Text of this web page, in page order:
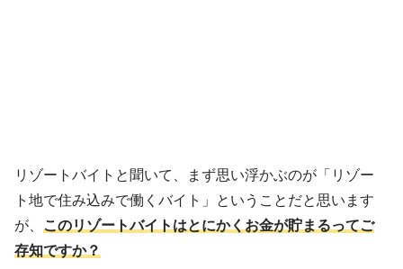
リゾートバイトと聞いて、まず思い浮かぶのが「リゾー
ト地で住み込みで働くバイト」ということだと思います
が、 このリゾートバイトはとにかくお金が貯まるってご
存知ですか？